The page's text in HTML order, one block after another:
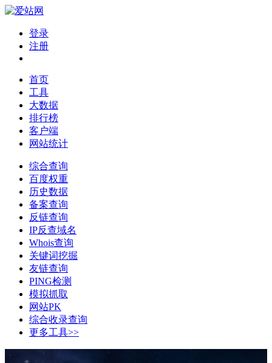
登录
注册
首页
工具
大数据
排行榜
客户端
网站统计
综合查询
百度权重
历史数据
备案查询
反链查询
IP反查域名
Whois查询
关键词挖掘
友链查询
PING检测
模拟抓取
网站PK
综合收录查询
更多工具>>